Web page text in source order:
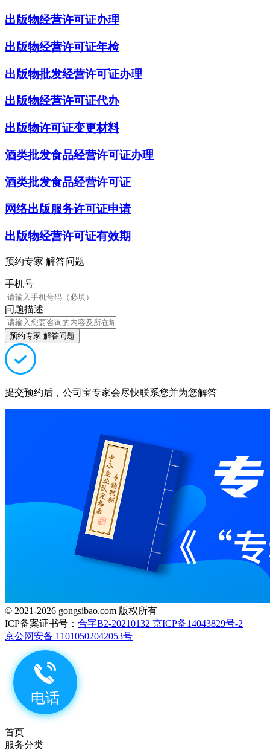
出版物经营许可证办理
出版物经营许可证年检
出版物批发经营许可证办理
出版物经营许可证代办
出版物许可证变更材料
酒类批发食品经营许可证办理
酒类批发食品经营许可证
网络出版服务许可证申请
出版物经营许可证有效期
预约专家 解答问题
手机号
问题描述
预约专家 解答问题
提交预约后，公司宝专家会尽快联系您并为您解答
© 2021-2026 gongsibao.com 版权所有
ICP备案证书号： 合字B2-20210132 京ICP备14043829号-2
京公网安备 11010502042053号
首页
服务分类